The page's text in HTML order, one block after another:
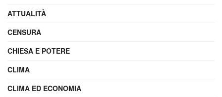
ATTUALITÀ
CENSURA
CHIESA E POTERE
CLIMA
CLIMA ED ECONOMIA